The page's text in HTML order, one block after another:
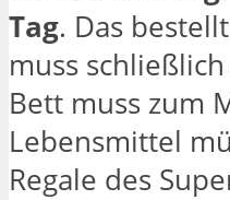
Tag. Das
muss
Bett muss zum
Lebensmittel
Regale des